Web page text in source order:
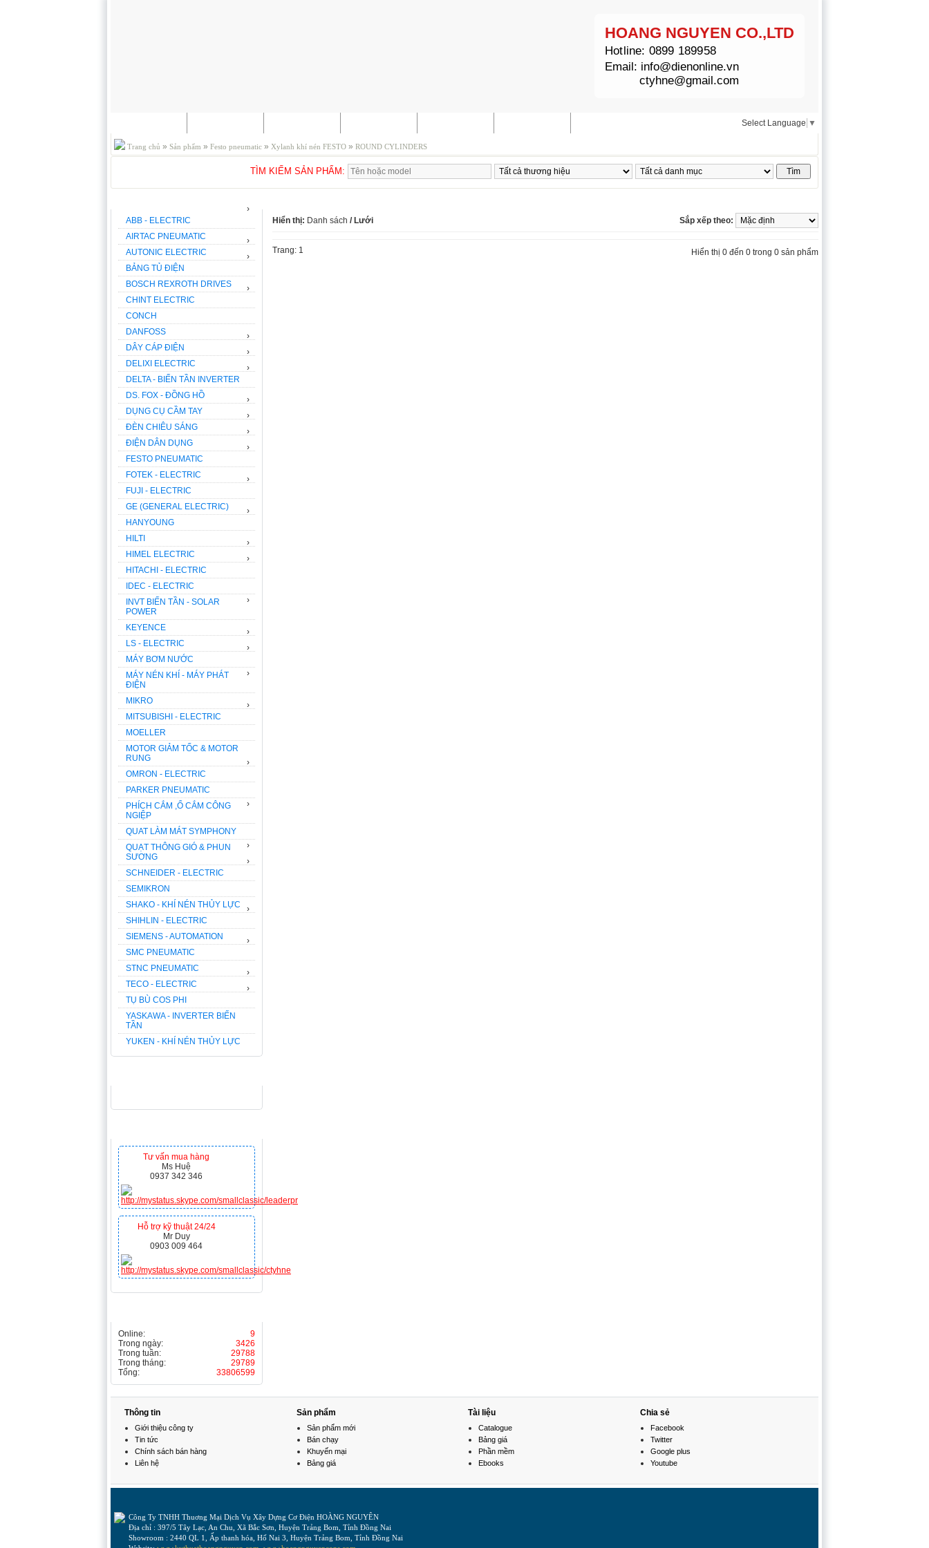
HOANG NGUYEN CO.,LTD
Hotline: 0899 189958
Email: info@dienonline.vn
ctyhne@gmail.com
Trang chủ » Sản phẩm » Festo pneumatic » Xylanh khí nén FESTO » ROUND CYLINDERS
Select Language ▼
TÌM KIẾM SẢN PHẨM:
Hiển thị: Danh sách / Lưới Sắp xếp theo:
Trang: 1 Hiển thị 0 đến 0 trong 0 sản phẩm
ABB - ELECTRIC
›
AIRTAC PNEUMATIC
AUTONIC ELECTRIC
›
BẢNG TỦ ĐIỆN
›
BOSCH REXROTH DRIVES
CHINT ELECTRIC
›
CONCH
DANFOSS
DÂY CÁP ĐIỆN
›
DELIXI ELECTRIC
›
DELTA - BIẾN TẦN INVERTER
›
DS. FOX - ĐỒNG HỒ
DỤNG CỤ CẦM TAY
›
ĐÈN CHIÊU SÁNG
›
ĐIỆN DÂN DỤNG
›
FESTO PNEUMATIC
›
FOTEK - ELECTRIC
FUJI - ELECTRIC
›
GE (GENERAL ELECTRIC)
HANYOUNG
›
HILTI
HIMEL ELECTRIC
›
HITACHI - ELECTRIC
›
IDEC - ELECTRIC
INVT BIẾN TẦN - SOLAR
POWER
›
KEYENCE
LS - ELECTRIC
›
MÁY BƠM NƯỚC
›
MÁY NÉN KHÍ - MÁY PHÁT
ĐIỆN
›
MIKRO
MITSUBISHI - ELECTRIC
›
MOELLER
MOTOR GIẢM TỐC & MOTOR
RUNG
OMRON - ELECTRIC
›
PARKER PNEUMATIC
PHÍCH CẮM ,Ổ CẮM CÔNG
NGIỆP
›
QUAT LÀM MÁT SYMPHONY
QUẠT THÔNG GIÓ & PHUN
SƯƠNG
›
SCHNEIDER - ELECTRIC
›
SEMIKRON
SHAKO - KHÍ NÉN THỦY LỰC
SHIHLIN - ELECTRIC
›
SIEMENS - AUTOMATION
SMC PNEUMATIC
›
STNC PNEUMATIC
TECO - ELECTRIC
›
TỤ BÙ COS PHI
›
YASKAWA - INVERTER BIẾN
TẦN
YUKEN - KHÍ NÉN THỦY LỰC
Tư vấn mua hàng
Ms Huệ
0937 342 346
Hỗ trợ kỹ thuật 24/24
Mr Duy
0903 009 464
Online:
9
Trong ngày:
3426
Trong tuần:
29788
Trong tháng:
29789
Tổng:
33806599
Thông tin
Giới thiệu công ty
Tin tức
Chính sách bán hàng
Liên hệ
Sản phẩm
Sản phẩm mới
Bán chạy
Khuyến mại
Bảng giá
Tài liệu
Catalogue
Bảng giá
Phần mềm
Ebooks
Chia sẻ
Facebook
Twitter
Google plus
Youtube
Công Ty TNHH Thuơng Mại Dịch Vụ Xây Dựng Cơ Điện HOÀNG NGUYÊN
Địa chỉ : 397/5 Tây Lạc, An Chu, Xã Bắc Sơn, Huyện Trảng Bom, Tỉnh Đồng Nai
Showroom : 2440 QL 1, Ấp thanh hóa, Hố Nai 3, Huyện Trảng Bom, Tỉnh Đồng Nai